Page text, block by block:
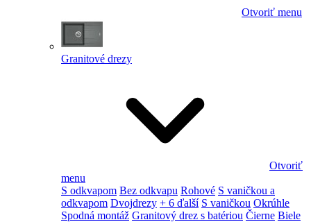
Otvoriť menu
Granitové drezy
Otvoriť
menu
S odkvapom Bez odkvapu Rohové S vaničkou a
odkvapom Dvojdrezy + 6 ďalší S vaničkou Okrúhle
Spodná montáž Granitový drez s batériou Čierne Biele